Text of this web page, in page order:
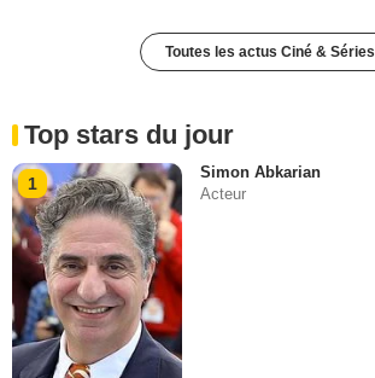
Toutes les actus Ciné & Séries
Top stars du jour
1
Simon Abkarian
Acteur